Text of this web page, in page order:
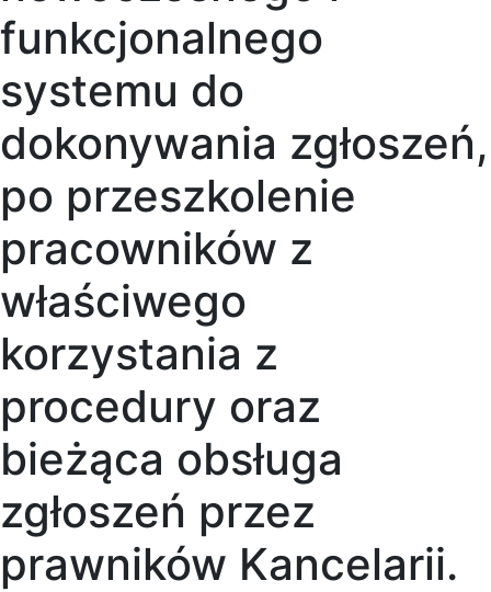
funkcjonalnego
systemu do
dokonywania zgłoszeń,
po przeszkolenie
pracowników z
właściwego
korzystania z
procedury oraz
bieżąca obsługa
zgłoszeń przez
prawników Kancelarii.